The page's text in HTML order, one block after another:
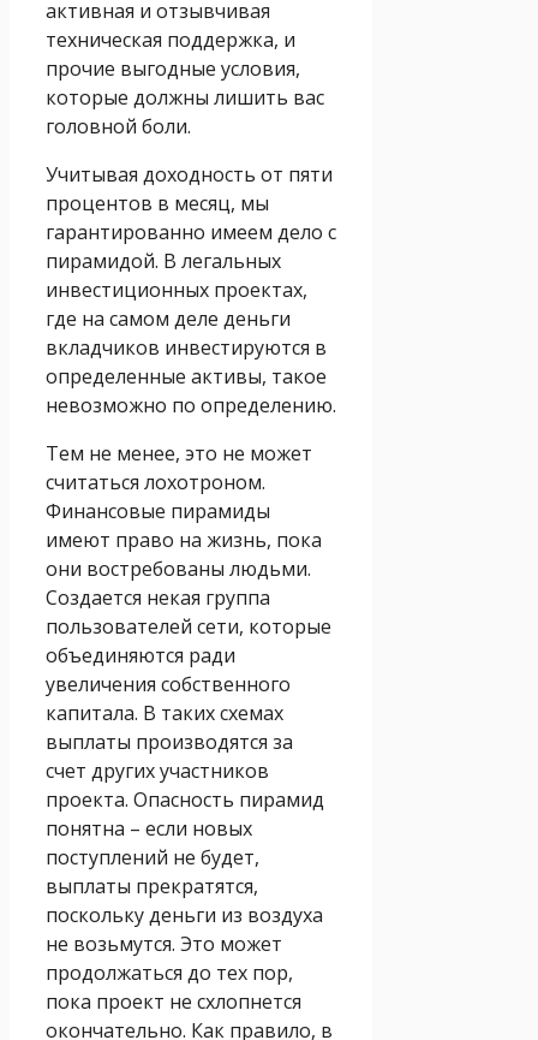
активная и отзывчивая
техническая поддержка, и
прочие выгодные условия,
которые должны лишить вас
головной боли.
Учитывая доходность от пяти
процентов в месяц, мы
гарантированно имеем дело с
пирамидой. В легальных
инвестиционных проектах,
где на самом деле деньги
вкладчиков инвестируются в
определенные активы, такое
невозможно по определению.
Тем не менее, это не может
считаться лохотроном.
Финансовые пирамиды
имеют право на жизнь, пока
они востребованы людьми.
Создается некая группа
пользователей сети, которые
объединяются ради
увеличения собственного
капитала. В таких схемах
выплаты производятся за
счет других участников
проекта. Опасность пирамид
понятна – если новых
поступлений не будет,
выплаты прекратятся,
поскольку деньги из воздуха
не возьмутся. Это может
продолжаться до тех пор,
пока проект не схлопнется
окончательно. Как правило, в